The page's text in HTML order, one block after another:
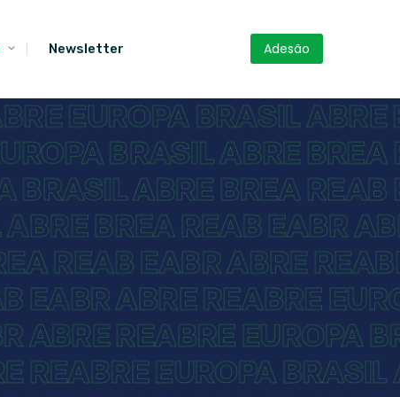
Newsletter Adesão